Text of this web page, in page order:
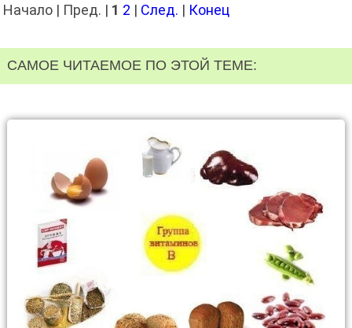
Начало | Пред. | 1 2 | След. | Конец
САМОЕ ЧИТАЕМОЕ ПО ЭТОЙ ТЕМЕ: